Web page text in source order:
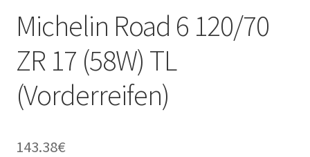
Michelin Road 6 120/70
ZR 17 (58W) TL
(Vorderreifen)
143.38€